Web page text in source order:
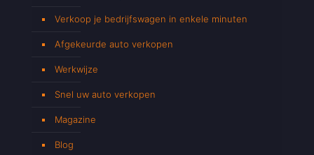
Verkoop je bedrijfswagen in enkele minuten
Afgekeurde auto verkopen
Werkwijze
Snel uw auto verkopen
Magazine
Blog